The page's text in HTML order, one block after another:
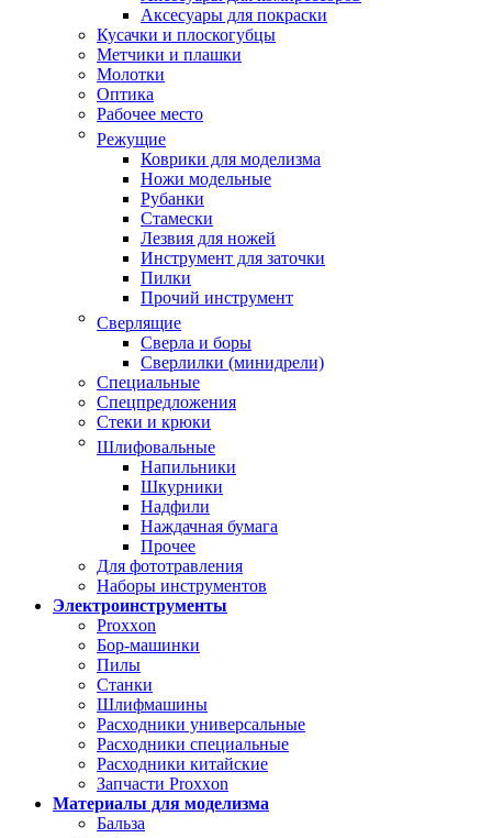
Аксесуары для покраски
Кусачки и плоскогубцы
Метчики и плашки
Молотки
Оптика
Рабочее место
Режущие
Коврики для моделизма
Ножи модельные
Рубанки
Стамески
Лезвия для ножей
Инструмент для заточки
Пилки
Прочий инструмент
Сверлящие
Сверла и боры
Сверлилки (минидрели)
Специальные
Спецпредложения
Стеки и крюки
Шлифовальные
Напильники
Шкурники
Надфили
Наждачная бумага
Прочее
Для фототравления
Наборы инструментов
Электроинструменты
Proxxon
Бор-машинки
Пилы
Станки
Шлифмашины
Расходники универсальные
Расходники специальные
Расходники китайские
Запчасти Proxxon
Материалы для моделизма
Бальза